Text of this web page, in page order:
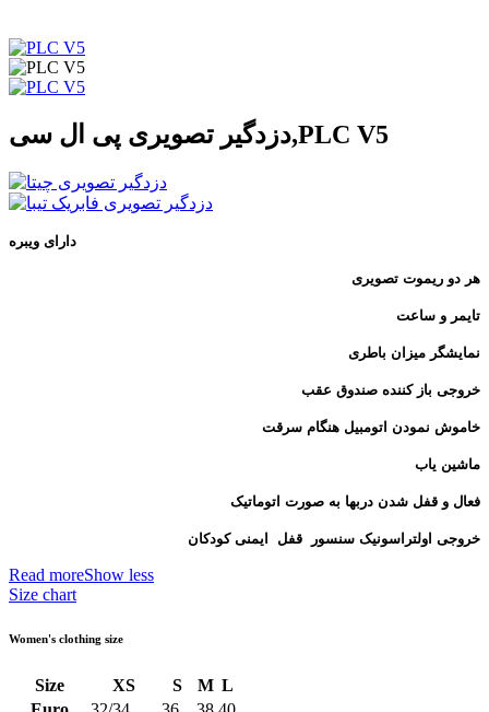
دزدگیر تصویری پی ال سی,PLC V5
دارای ویبره
هر دو ریموت تصویری
تایمر و ساعت
نمایشگر میزان باطری
خروجی باز کننده صندوق عقب
خاموش نمودن اتومبیل هنگام سرقت
ماشین یاب
فعال و قفل شدن دربها به صورت اتوماتیک
خروجی اولتراسونیک سنسور قفل ایمنی کودکان
Read moreShow less
Size chart
Women's clothing size
Size XS S M L